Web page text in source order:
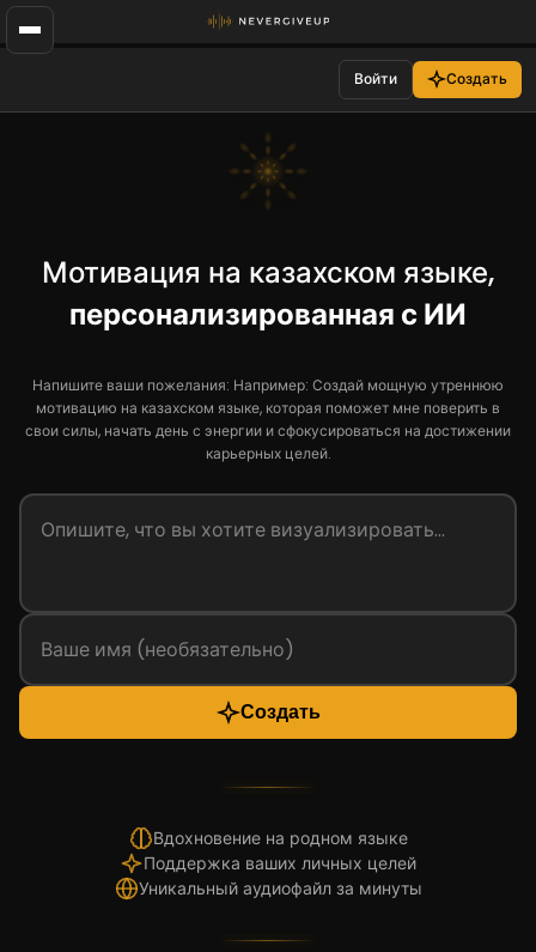
Войти Создать
Мотивация на казахском языке,
персонализированная с ИИ
Напишите ваши пожелания: Например: Создай мощную утреннюю
мотивацию на казахском языке, которая поможет мне поверить в
свои силы, начать день с энергии и сфокусироваться на достижении
карьерных целей.
Создать
Вдохновение на родном языке
Поддержка ваших личных целей
Уникальный аудиофайл за минуты